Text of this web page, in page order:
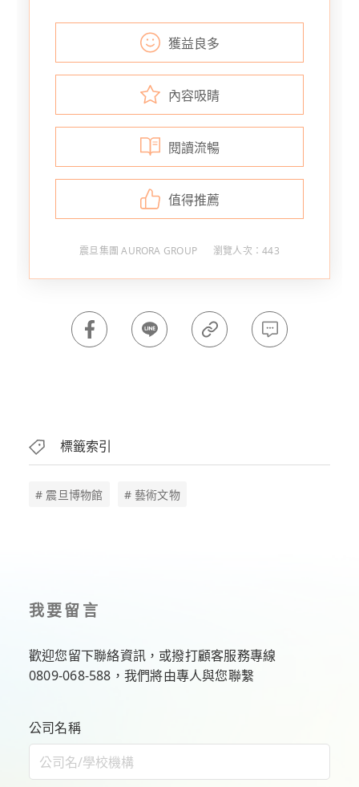
獲益良多
內容吸睛
閱讀流暢
值得推薦
震旦集團 AURORA GROUP 瀏覽人次：443
標籤索引
# 震旦博物館 # 藝術文物
我要留言
歡迎您留下聯絡資訊，或撥打顧客服務專線
0809-068-588 ，我們將由專人與您聯繫
公司名稱